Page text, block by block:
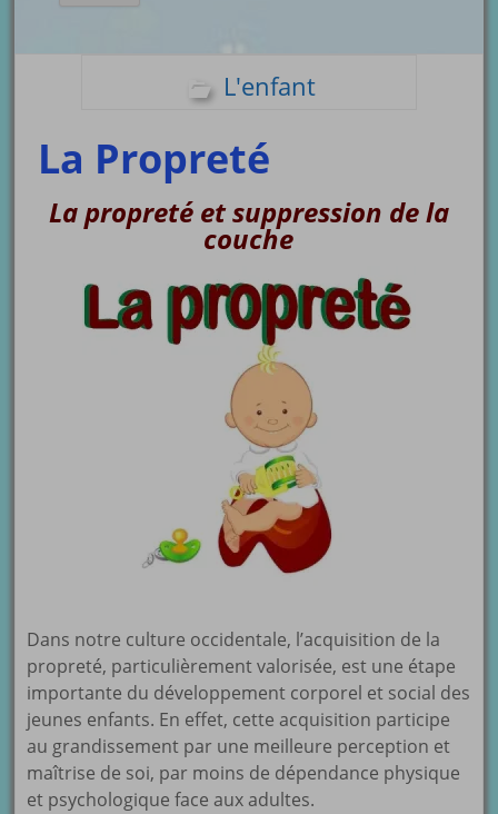
L'enfant
La Propreté
La propreté et suppression de la
couche
Dans notre culture occidentale, l’acquisition de la
propreté, particulièrement valorisée, est une étape
importante du développement corporel et social des
jeunes enfants. En effet, cette acquisition participe
au grandissement par une meilleure perception et
maîtrise de soi, par moins de dépendance physique
et psychologique face aux adultes.